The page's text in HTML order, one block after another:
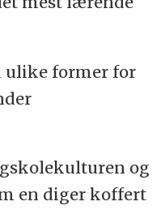
ulike former for
og
en diger koffert